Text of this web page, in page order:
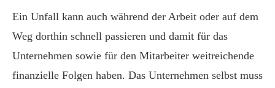
Ein Unfall kann auch während der Arbeit oder auf dem
Weg dorthin schnell passieren und damit für das
Unternehmen sowie für den Mitarbeiter weitreichende
finanzielle Folgen haben. Das Unternehmen selbst muss